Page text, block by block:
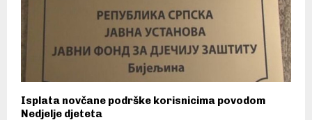
Isplata novčane podrške korisnicima povodom
Nedjelje djeteta